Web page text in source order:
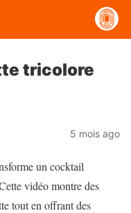
tricolore
5 mois ago
un cocktail
vidéo montre des
tout en offrant des